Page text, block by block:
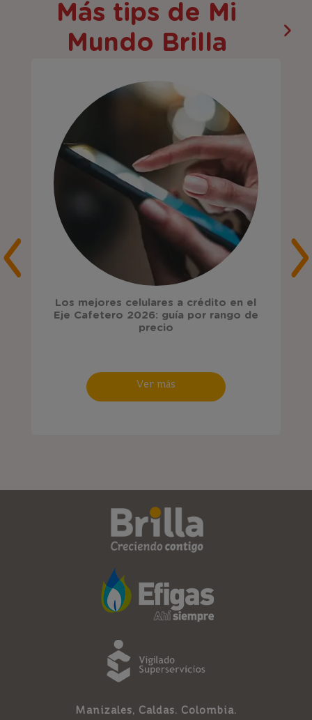
Más tips de Mi
Mundo Brilla
Los mejores celulares a crédito en el
Eje Cafetero 2026: guía por rango de
precio
Ver más
Manizales, Caldas. Colombia.